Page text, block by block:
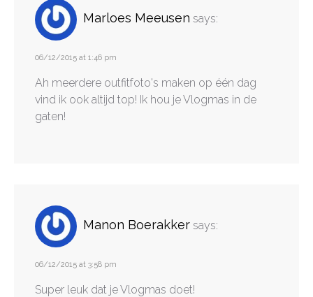
Marloes Meeusen says:
06/12/2015 at 1:46 pm
Ah meerdere outfitfoto's maken op één dag
vind ik ook altijd top! Ik hou je Vlogmas in de
gaten!
Manon Boerakker says:
06/12/2015 at 3:58 pm
Super leuk dat je Vlogmas doet!